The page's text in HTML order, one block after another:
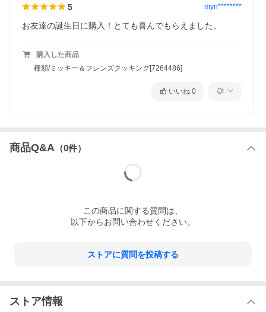
5 myn********
お友達の誕生日に購入！とても喜んでもらえました。
購入した商品
種類/ミッキー＆フレンズクッキング[7264486]
いいね 0
商品Q&A （0件）
この商品に関する質問は、
以下からお問い合わせください。
ストアに質問を投稿する
ストア情報